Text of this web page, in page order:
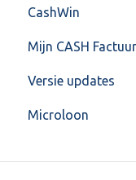
CashWin
Overig
Mijn CASH Factuur
Facturatie
Mijn CASH
Versie updates
CashWeb
Microloon